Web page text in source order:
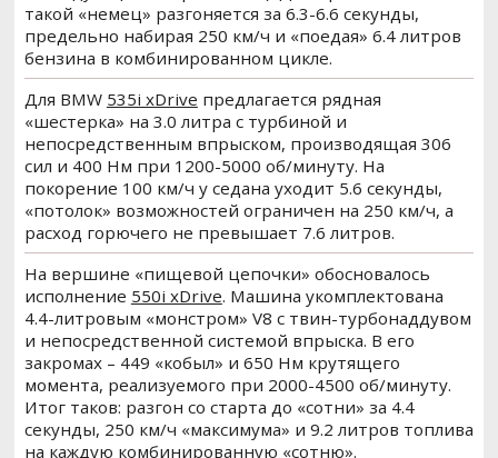
такой «немец» разгоняется за 6.3-6.6 секунды,
предельно набирая 250 км/ч и «поедая» 6.4 литров
бензина в комбинированном цикле.
Для BMW 535i xDrive предлагается рядная
«шестерка» на 3.0 литра с турбиной и
непосредственным впрыском, производящая 306
сил и 400 Нм при 1200-5000 об/минуту. На
покорение 100 км/ч у седана уходит 5.6 секунды,
«потолок» возможностей ограничен на 250 км/ч, а
расход горючего не превышает 7.6 литров.
На вершине «пищевой цепочки» обосновалось
исполнение 550i xDrive. Машина укомплектована
4.4-литровым «монстром» V8 с твин-турбонаддувом
и непосредственной системой впрыска. В его
закромах – 449 «кобыл» и 650 Нм крутящего
момента, реализуемого при 2000-4500 об/минуту.
Итог таков: разгон со старта до «сотни» за 4.4
секунды, 250 км/ч «максимума» и 9.2 литров топлива
на каждую комбинированную «сотню».